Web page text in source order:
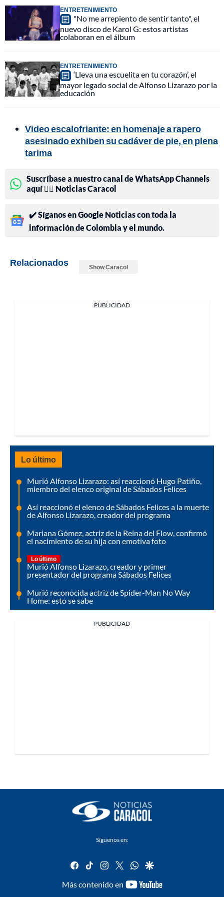
ENTRETENIMIENTO
"No me arrepiento de sentir tanto", el
nuevo disco de Karol G: estos artistas
colaboran en el álbum
ENTRETENIMIENTO
‘Lleva una escuelita en tu corazón’, el
mayor legado social de Alfonso Lizarazo por la
educación
Video escalofriante: en homenaje a rapero
asesinado exhiben su cadáver de pie, en plena
tarima
Suscríbase a nuestro canal de WhatsApp Channels
aquí 👉🏻 Noticias Caracol
✔️ Síganos en Google Noticias con toda la
información de Colombia y el mundo.
Relacionados Show Caracol
PUBLICIDAD
Lo último
Murió Alfonso Lizarazo: así reaccionó Hugo Patiño,
miembro del elenco original de Sábados Felices
Así reaccionó el elenco de Sábados Felices a la muerte
de Alfonso Lizarazo, creador del programa
Mariana Gómez, actriz de la Reina del Flow, confirmó
el nacimiento de su hija con emotiva foto
Lo último
Murió Alfonso Lizarazo, creador y primer
presentador del programa Sábados Felices
Murió reconocida actriz de Spider-Man No Way
Home: esto se sabe
PUBLICIDAD
Síguenos en:
facebook
tiktok instagram
twitterwhatsapp
google
Más contenido en
youtube-